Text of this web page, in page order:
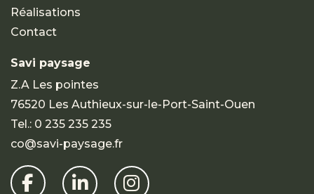
Réalisations
Contact
Savi paysage
Z.A Les pointes
76520 Les Authieux-sur-le-Port-Saint-Ouen
Tel.: 0 235 235 235
co@savi-paysage.fr